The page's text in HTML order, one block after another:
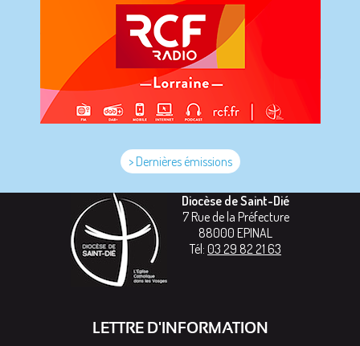
> Dernières émissions
Diocèse de Saint-Dié
7 Rue de la Préfecture
88000 EPINAL
Tél: 03 29 82 21 63
LETTRE D'INFORMATION